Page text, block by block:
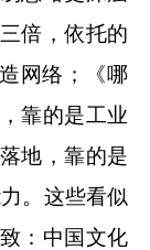
倍，依托的
网络；《哪
靠的是工业
地，靠的是
。这些看似
：中国文化